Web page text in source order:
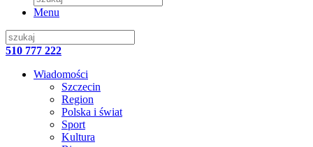
Menu
510 777 222
Wiadomości
Szczecin
Region
Polska i świat
Sport
Kultura